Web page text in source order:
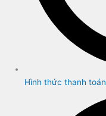
Hình thức thanh toán